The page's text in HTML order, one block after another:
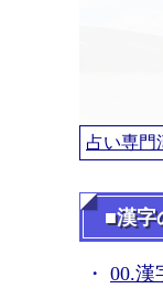
占い専門
■漢字
00.漢